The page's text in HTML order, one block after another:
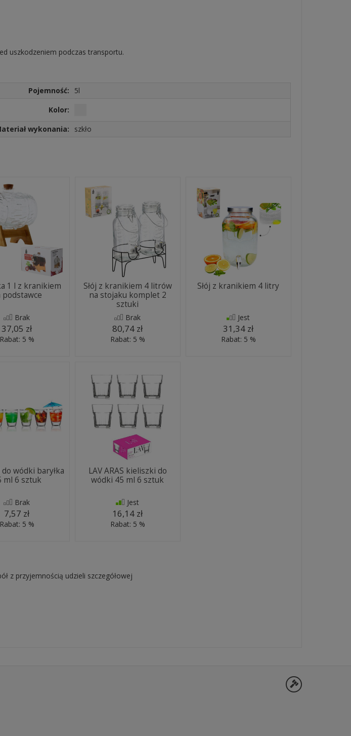
uszkodzeniem podczas transportu.
Pojemność:
5l
Kolor:
wykonania:
szkło
1 l z kranikiem
podstawce
Brak
37,05 zł
Rabat: 5 %
Słój z kranikiem 4 litrów
na stojaku komplet 2
sztuki
Brak
80,74 zł
Rabat: 5 %
Słój z kranikiem 4 litry
Jest
31,34 zł
Rabat: 5 %
wódki baryłka
ml 6 sztuk
Brak
7,57 zł
Rabat: 5 %
LAV ARAS kieliszki do
wódki 45 ml 6 sztuk
Jest
16,14 zł
Rabat: 5 %
z przyjemnością udzieli szczegółowej